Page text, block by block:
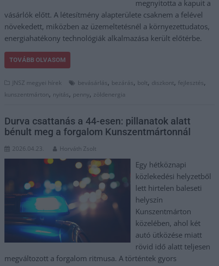
megnyitotta a kapuit a
vásárlók előtt. A létesítmény alapterülete csaknem a felével
növekedett, miközben az üzemeltetésnél a környezettudatos,
energiahatékony technológiák alkalmazása került előtérbe.
TOVÁBB OLVASOM
JNSZ megyei hírek bevásárlás, bezárás, bolt, diszkont, fejlesztés,
kunszentmárton, nyitás, penny, zöldenergia
Durva csattanás a 44-esen: pillanatok alatt
bénult meg a forgalom Kunszentmártonnál
2026.04.23. Horváth Zsolt
Egy hétköznapi
közlekedési helyzetből
lett hirtelen baleseti
helyszín
Kunszentmárton
közelében, ahol két
autó ütközése miatt
rövid idő alatt teljesen
megváltozott a forgalom ritmusa. A történtek gyors